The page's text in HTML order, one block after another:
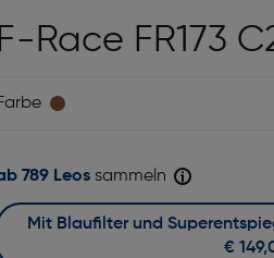
Race FR173
789 Leossammeln
€